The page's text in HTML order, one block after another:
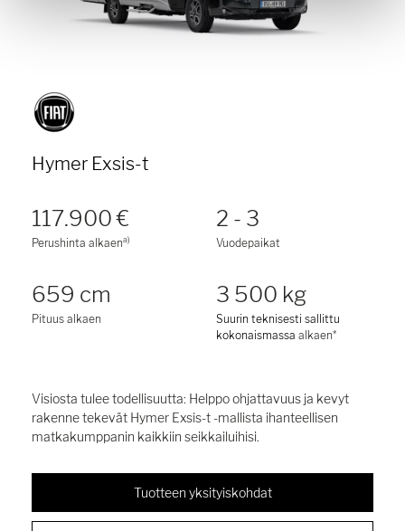
Hymer Exsis-t
117.900 €
Perushinta alkaena)
2 - 3
Vuodepaikat
659 cm
Pituus alkaen
3 500 kg
Suurin teknisesti sallittu
kokonaismassa alkaen*
Visiosta tulee todellisuutta: Helppo ohjattavuus ja kevyt
rakenne tekevät Hymer Exsis-t -mallista ihanteellisen
matkakumppanin kaikkiin seikkailuihisi.
Tuotteen yksityiskohdat